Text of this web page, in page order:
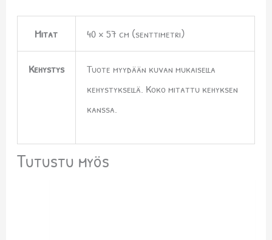
Mitat 40 × 57 cm (senttimetri)
Kehystys
Tuote myydään kuvan mukaisella
kehystyksellä. Koko mitattu kehyksen
kanssa.
Tutustu myös